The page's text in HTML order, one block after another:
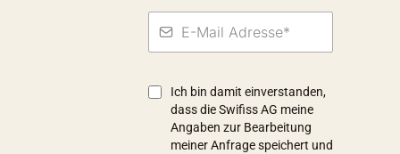
Ich bin damit einverstanden,
dass die Swifiss AG meine
Angaben zur Bearbeitung
meiner Anfrage speichert und